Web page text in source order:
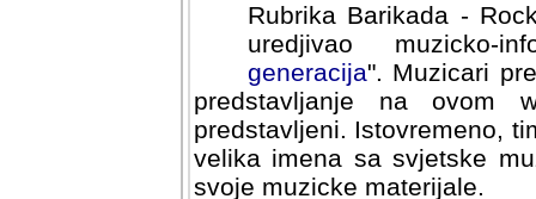
Rubrika Barikada -
uredjivao muzicko-
Muzicari predstavljeni u
na ovom web portalu
Istovremeno, tim nacinom
sa svjetske muzicke scene
materijale.